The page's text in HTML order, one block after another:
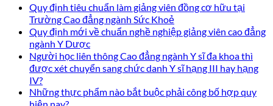
Quy định tiêu chuẩn làm giảng viên đồng cơ hữu tại
Trường Cao đẳng ngành Sức Khoẻ
Quy định mới về chuẩn nghề nghiệp giảng viên cao đẳng
ngành Y Dược
Người học liên thông Cao đẳng ngành Y sĩ đa khoa thì
được xét chuyển sang chức danh Y sĩ hạng III hay hạng
IV?
Những thực phẩm nào bắt buộc phải công bố hợp quy